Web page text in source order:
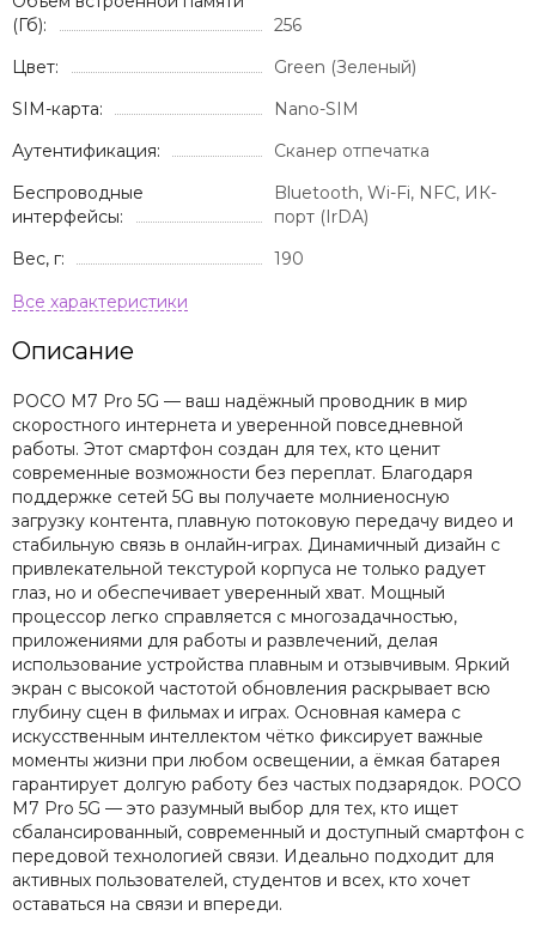
(Гб):
256
Цвет:
Green (Зеленый)
SIM-карта:
Nano-SIM
Аутентификация:
Сканер отпечатка
Беспроводные
интерфейсы:
Bluetooth, Wi-Fi, NFC, ИК-
порт (IrDA)
Вес, г:
190
Описание
POCO M7 Pro 5G — ваш надёжный проводник в мир
скоростного интернета и уверенной повседневной
работы. Этот смартфон создан для тех, кто ценит
современные возможности без переплат. Благодаря
поддержке сетей 5G вы получаете молниеносную
загрузку контента, плавную потоковую передачу видео и
стабильную связь в онлайн-играх. Динамичный дизайн с
привлекательной текстурой корпуса не только радует
глаз, но и обеспечивает уверенный хват. Мощный
процессор легко справляется с многозадачностью,
приложениями для работы и развлечений, делая
использование устройства плавным и отзывчивым. Яркий
экран с высокой частотой обновления раскрывает всю
глубину сцен в фильмах и играх. Основная камера с
искусственным интеллектом чётко фиксирует важные
моменты жизни при любом освещении, а ёмкая батарея
гарантирует долгую работу без частых подзарядок. POCO
M7 Pro 5G — это разумный выбор для тех, кто ищет
сбалансированный, современный и доступный смартфон с
передовой технологией связи. Идеально подходит для
активных пользователей, студентов и всех, кто хочет
оставаться на связи и впереди.